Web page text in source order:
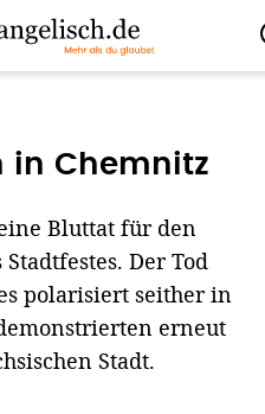
in Chemnitz
Bluttat für den
Der Tod
polarisiert seither in
erneut
Stadt.